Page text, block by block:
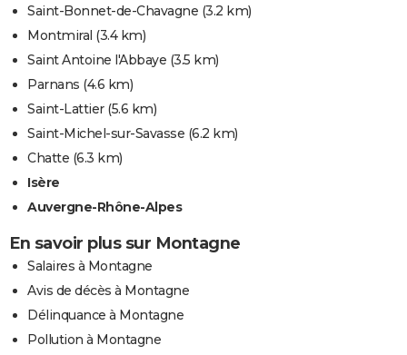
Saint-Bonnet-de-Chavagne (3.2 km)
Montmiral (3.4 km)
Saint Antoine l'Abbaye (3.5 km)
Parnans (4.6 km)
Saint-Lattier(5.6 km)
Saint-Michel-sur-Savasse (6.2 km)
Chatte (6.3 km)
Isère
Auvergne-Rhône-Alpes
En savoir plus sur Montagne
Salaires à Montagne
Avis de décès à Montagne
Délinquance à Montagne
Pollution à Montagne